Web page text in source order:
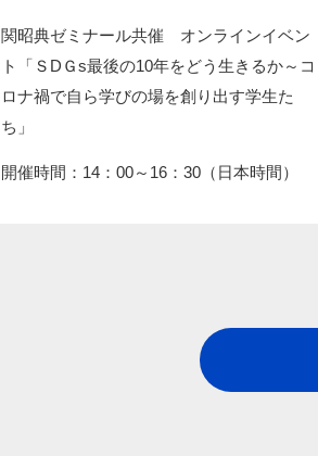
関昭典ゼミナール共催 オンラインイベン
ト「ＳDＧs最後の10年をどう生きるか～コ
ロナ禍で自ら学びの場を創り出す学生た
ち」
開催時間：14：00～16：30（日本時間）